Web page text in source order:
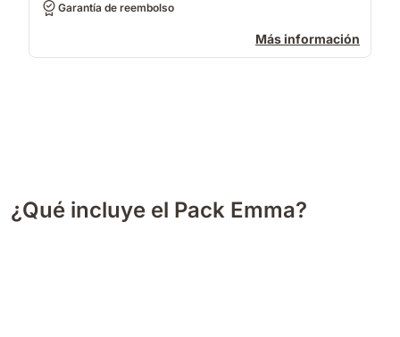
Garantía de reembolso
Más información
¿Qué incluye el Pack Emma?